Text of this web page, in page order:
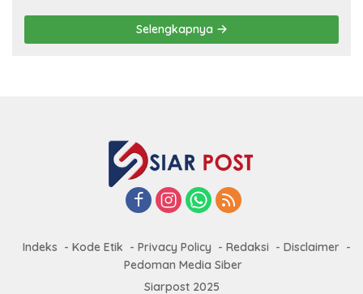
Selengkapnya
Indeks Kode Etik Privacy Policy Redaksi
Disclaimer
Pedoman Media Siber
Siarpost 2025